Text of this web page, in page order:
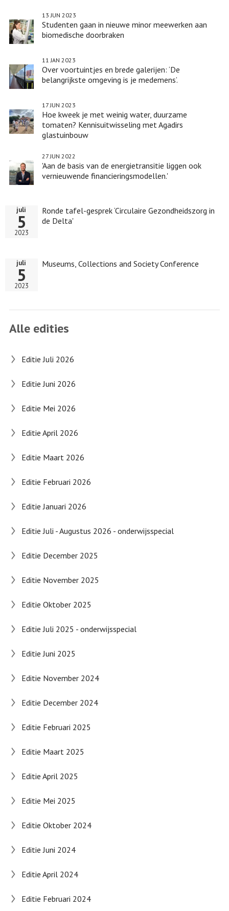
Studenten gaan in nieuwe minor meewerken aan
biomedische doorbraken
13 JUN 2023
Over voortuintjes en brede galerijen: ‘De
belangrijkste omgeving is je medemens’.
11 JAN 2023
Hoe kweek je met weinig water, duurzame
tomaten? Kennisuitwisseling met Agadirs
glastuinbouw
17 JUN 2023
'Aan de basis van de energietransitie liggen ook
vernieuwende financieringsmodellen.'
27 JUN 2022
Ronde tafel-gesprek ‘Circulaire Gezondheidszorg in
de Delta'
juli
5
2023
Museums, Collections and Society Conference
juli
5
2023
Alle edities
Editie Juli 2026
Editie Juni 2026
Editie Mei 2026
Editie April 2026
Editie Maart 2026
Editie Februari 2026
Editie Januari 2026
Editie Juli - Augustus 2026 - onderwijsspecial
Editie December 2025
Editie November 2025
Editie Oktober 2025
Editie Juli 2025 - onderwijsspecial
Editie Juni 2025
Editie November 2024
Editie December 2024
Editie Februari 2025
Editie Maart 2025
Editie April 2025
Editie Mei 2025
Editie Oktober 2024
Editie Juni 2024
Editie April 2024
Editie Februari 2024